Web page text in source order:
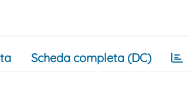
Scheda completa (DC)